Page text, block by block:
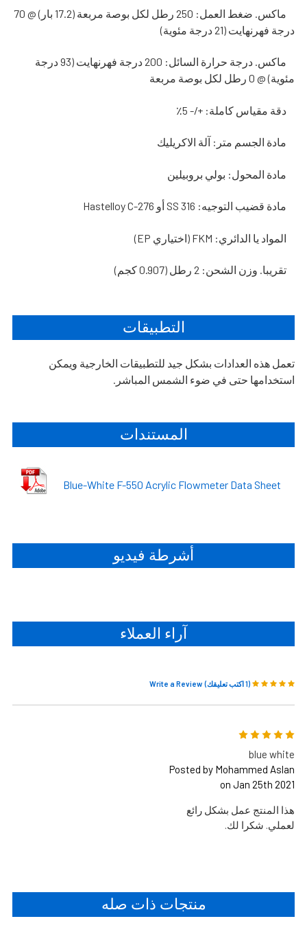
ماكس. ضغط العمل: 250 رطل لكل بوصة مربعة (17.2 بار) @ 70
درجة فهرنهايت (21 درجة مئوية)
ماكس. درجة حرارة السائل: 200 درجة فهرنهايت (93 درجة
مئوية) @ 0 رطل لكل بوصة مربعة
دقة مقياس كاملة: +/- 5٪
مادة الجسم متر: آلة الاكريليك
مادة المحول: بولي بروبيلين
مادة قضيب التوجيه: 316 SS أو Hastelloy C-276
المواد يا الدائري: FKM (اختياري EP)
تقريبا. وزن الشحن: 2 رطل (0.907 كجم)
التطبيقات
تعمل هذه العدادات بشكل جيد للتطبيقات الخارجية ويمكن
استخدامها حتى في ضوء الشمس المباشر.
المستندات
Blue-White F-550 Acrylic Flowmeter Data Sheet
أشرطة فيديو
آراء العملاء
(1 اكتب تعليقك) Write a Review
5
blue white
Posted by Mohammed Aslan
on Jan 25th 2021
هذا المنتج عمل بشكل رائع
لعملي. شكرا لك.
منتجات ذات صله